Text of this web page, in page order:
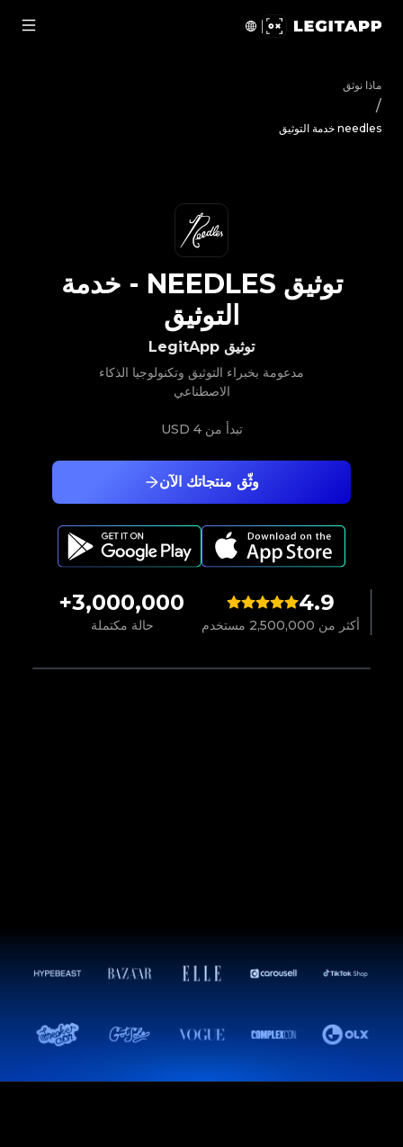
ماذا نوثق
/
needles خدمة التوثيق
4.9
أكثر من 2,500,000 مستخدم
3,000,000+
حالة مكتملة
وثّق منتجاتك الآن
توثيق LegitApp
مدعومة بخبراء التوثيق وتكنولوجيا الذكاء
الاصطناعي
تبدأ من4 USD
توثيق NEEDLES
- خدمة
التوثيق